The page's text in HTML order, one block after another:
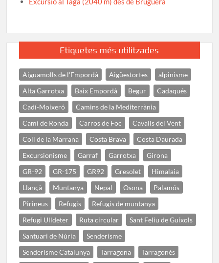
Etiquetes més utilitzades
Aiguamolls de l'Empordà Aigüestortes
alpinisme
Alta Garrotxa
Baix Empordà Begur
Cadaqués
Cadí-Moixeró
Camins de la Mediterrània
Camí de Ronda
Carros de Foc
Cavalls del Vent
Coll de la Marrana
Costa Brava
Costa Daurada
Excursionisme
Garraf Garrotxa
Girona
GR-92
GR-175 GR92 Gresolet
Himalaia
Llançà
Muntanya Nepal Osona
Palamós
Pirineus
Refugis
Refugis de muntanya
Refugi Ulldeter
Ruta circular
Sant Feliu de Guíxols
Santuari de Núria
Senderisme
Senderisme Catalunya
Tarragona
Tarragonès